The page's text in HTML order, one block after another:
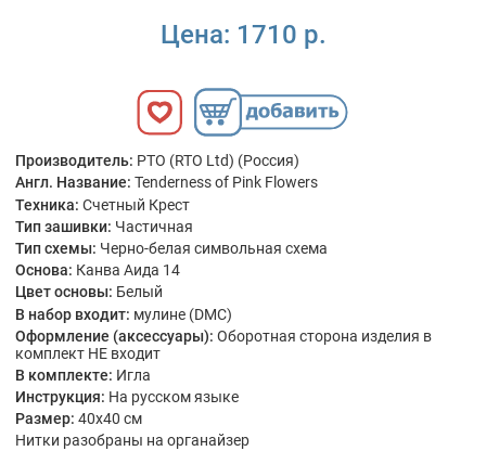
Цена: 1710 р.
Производитель: РТО (RTO Ltd) (Россия)
Англ. Название: Tenderness of Pink Flowers
Техника: Счетный Крест
Тип зашивки: Частичная
Тип схемы: Черно-белая символьная схема
Основа: Канва Аида 14
Цвет основы: Белый
В набор входит: мулине (DMC)
Оформление (аксессуары): Оборотная сторона изделия в
комплект НЕ входит
В комплекте: Игла
Инструкция: На русском языке
Размер: 40x40 см
Нитки разобраны на органайзер